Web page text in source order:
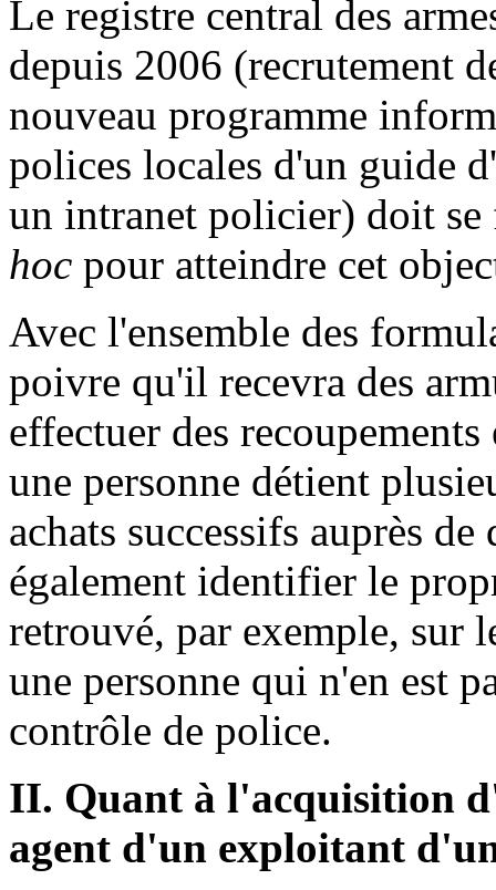
Le registre central des
depuis 2006 (recrutement
nouveau programme
polices locales d'un guide
un intranet policier) doit
hoc pour atteindre cet
Avec l'ensemble des
poivre qu'il recevra des
effectuer des
une personne détient
achats successifs auprès
également identifier le
retrouvé, par exemple, sur
une personne qui n'en est
contrôle de police.
II. Quant à l'acquisition
agent d'un exploitant